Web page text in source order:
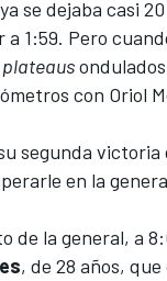
se dejaba casi
a 1:59. Pero
plateaus
con Oriol
segunda victoria
en la
de la general, a
, de 28 años,